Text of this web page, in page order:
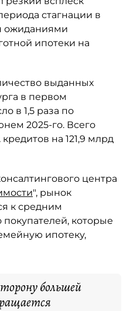
стагнации в
ожиданиями
ипотеки на
выданных
в первом
в 1,5 раза по
2025-го. Всего
на 121,9 млрд
центра
", рынок
к средним
покупателей, которые
ипотеку,
большей